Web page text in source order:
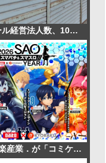
パチンコホール経営法人数、10年間で半減 総売上高は2年連続増加
大都技研×京楽産業．が「コミケ108」に共同出展！『SAOシリーズ』最新機種お披露目や限定ノベルティ配布も